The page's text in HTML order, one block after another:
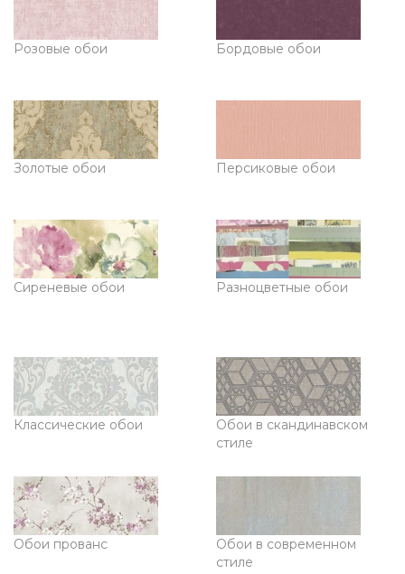
Розовые обои Бордовые обои
Золотые обои Персиковые обои
Сиреневые обои Разноцветные обои
Классические обои
Обои в скандинавском
стиле
Обои прованс
Обои в современном
стиле